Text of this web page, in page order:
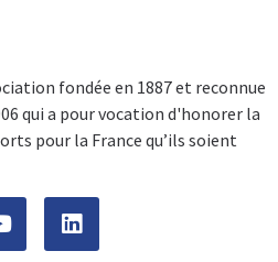
fondée en 1887 et reconnue
qui a pour vocation d'honorer la
pour la France qu’ils soient